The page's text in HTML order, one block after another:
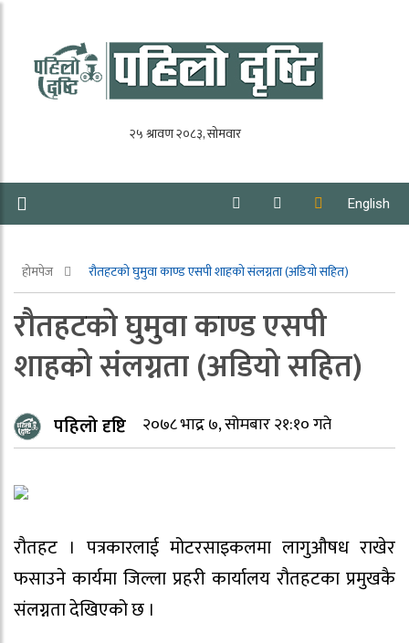
English
होमपेज रौतहटको घुमुवा काण्ड एसपी शाहको संलग्नता (अडियो सहित)
रौतहटको घुमुवा काण्ड एसपी
शाहको संलग्नता (अडियो सहित)
पहिलो दृष्टि २०७८ भाद्र ७, सोमबार २१:१० गते
रौतहट । पत्रकारलाई मोटरसाइकलमा लागुऔषध राखेर
फसाउने कार्यमा जिल्ला प्रहरी कार्यालय रौतहटका प्रमुखकै
संलग्नता देखिएको छ ।